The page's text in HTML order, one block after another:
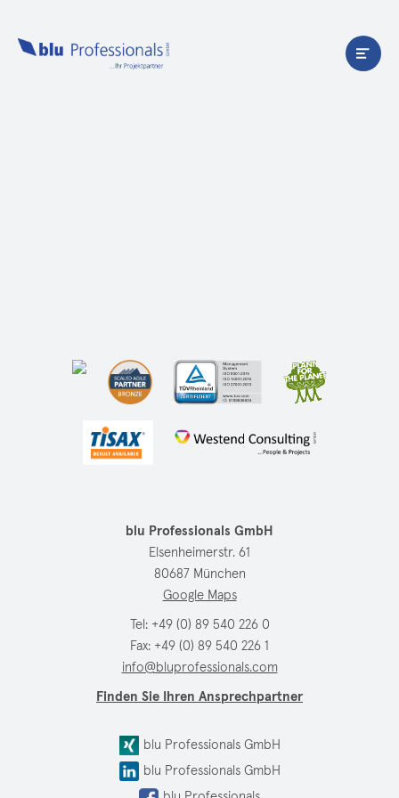
blu Professionals GmbH
Elsenheimerstr. 61
80687 München
Google Maps
Tel: +49 (0) 89 540 226 0
Fax: +49 (0) 89 540 226 1
info@bluprofessionals.com
Finden Sie Ihren Ansprechpartner
blu Professionals GmbH
blu Professionals GmbH